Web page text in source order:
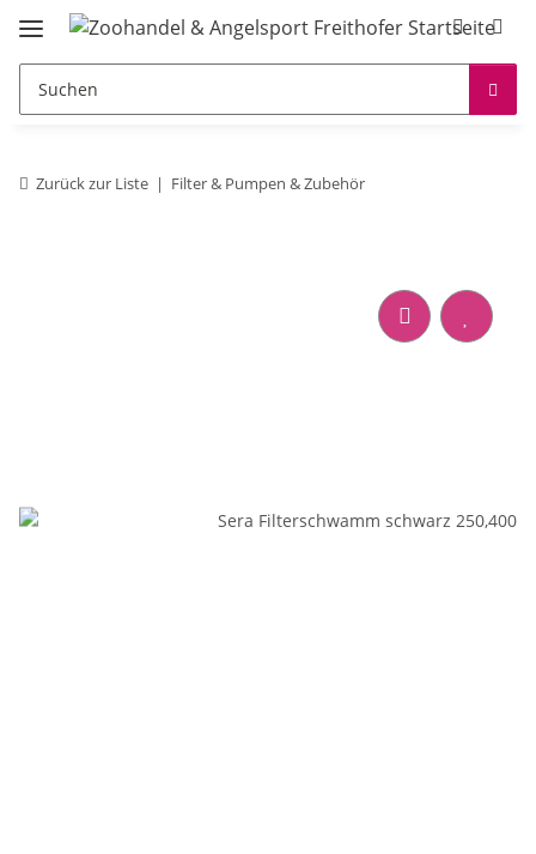
Zurück zur Liste Filter & Pumpen & Zubehör